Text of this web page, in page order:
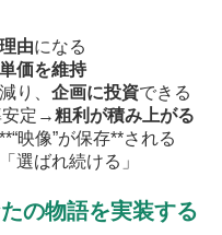
由になる
単価を維持
り、 企画に投資できる
安定→粗利が積み上がる
映像”が保存**される
選ばれ続ける」
の物語を実装する